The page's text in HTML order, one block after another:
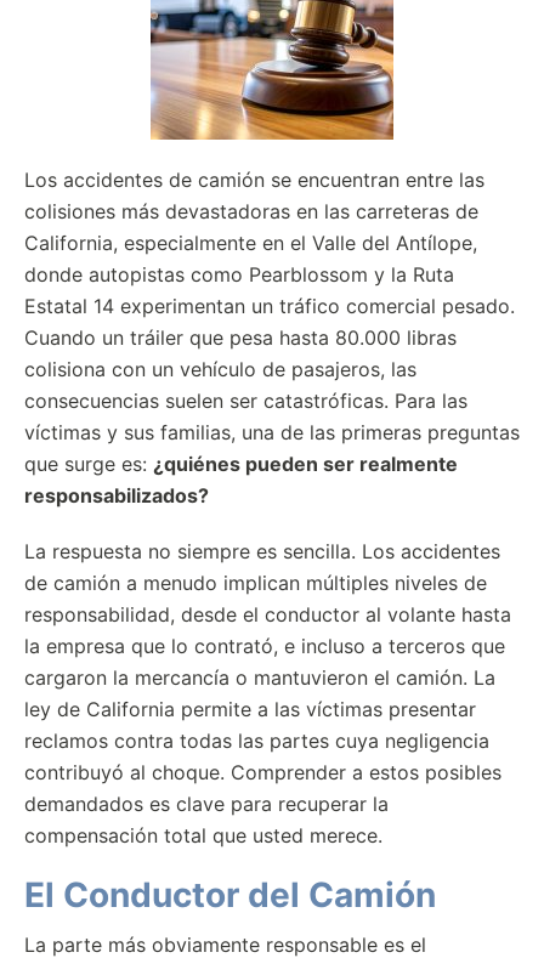
Los accidentes de camión se encuentran entre las
colisiones más devastadoras en las carreteras de
California, especialmente en el Valle del Antílope,
donde autopistas como Pearblossom y la Ruta
Estatal 14 experimentan un tráfico comercial pesado.
Cuando un tráiler que pesa hasta 80.000 libras
colisiona con un vehículo de pasajeros, las
consecuencias suelen ser catastróficas. Para las
víctimas y sus familias, una de las primeras preguntas
que surge es: ¿quiénes pueden ser realmente
responsabilizados?
La respuesta no siempre es sencilla. Los accidentes
de camión a menudo implican múltiples niveles de
responsabilidad, desde el conductor al volante hasta
la empresa que lo contrató, e incluso a terceros que
cargaron la mercancía o mantuvieron el camión. La
ley de California permite a las víctimas presentar
reclamos contra todas las partes cuya negligencia
contribuyó al choque. Comprender a estos posibles
demandados es clave para recuperar la
compensación total que usted merece.
El Conductor del Camión
La parte más obviamente responsable es el